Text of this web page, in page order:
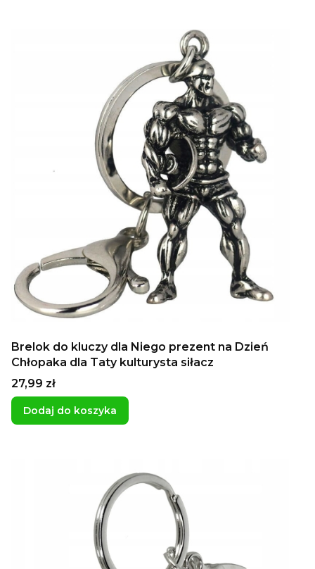
Brelok do kluczy dla Niego prezent na Dzień
Chłopaka dla Taty kulturysta siłacz
Cena
27,99 zł
Dodaj do koszyka